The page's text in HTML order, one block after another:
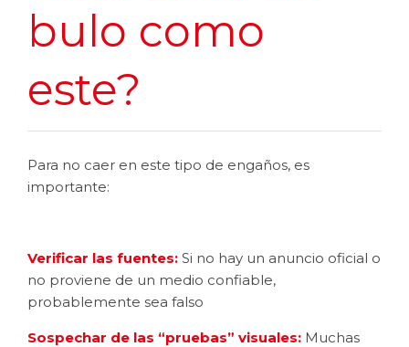
bulo como
este?
Para no caer en este tipo de engaños, es
importante:
Verificar las fuentes: Si no hay un anuncio oficial o
no proviene de un medio confiable,
probablemente sea falso
Sospechar de las “pruebas” visuales: Muchas